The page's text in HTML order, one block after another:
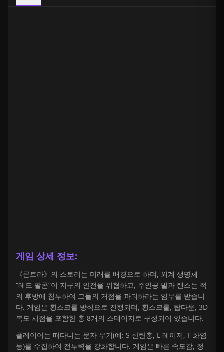
게임 상세 정보:
《콘트라》의 스토리는 미래를 배경으로 하며, 외계 생명체
“레드 팔콘”이 지구의 안전을 위협하고, 주인공 빌과 랜스는 적
의 후방에 침투하여 그들의 거점을 파괴하라는 임무를 받습니
다. 게임은 횡스크롤 방식으로 진행되며, 횡스크롤, 탑다운, 3D
복도 시점을 포함한 총 8개의 스테이지로 구성되어 있습니다.
플레이어는 떠다니는 문자 무기(예: S 산탄총, L 레이저, F 화염
등)를 수집하여 전투력을 강화합니다. 게임은 빠른 속도감, 정